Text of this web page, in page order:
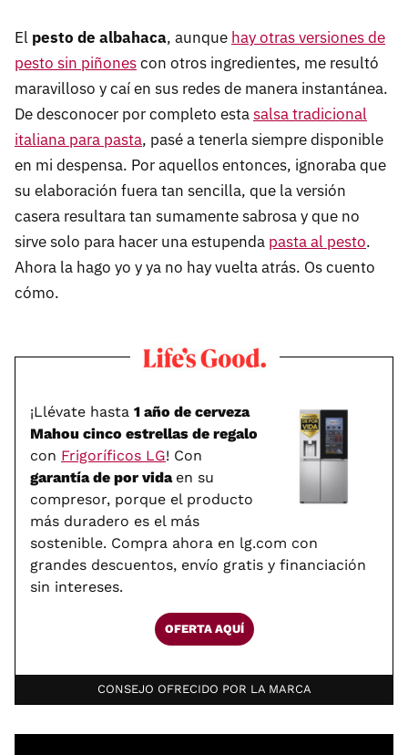
El pesto de albahaca, aunque hay otras versiones de
pesto sin piñonescon otros ingredientes, me resultó
maravilloso y caí en sus redes de manera instantánea.
De desconocer por completo estasalsa tradicional
italiana para pasta, pasé a tenerla siempre disponible
en mi despensa. Por aquellos entonces, ignoraba que
su elaboración fuera tan sencilla, que la versión
casera resultara tan sumamente sabrosa y que no
sirve solo para hacer una estupenda pasta al pesto.
Ahora la hago yo y ya no hay vuelta atrás. Os cuento
cómo.
¡Llévate hasta 1 año de cerveza
Mahou cinco estrellas de regalo
con Frigoríficos LG! Con
garantía de por vida en su
compresor, porque el producto
más duradero es el más
sostenible. Compra ahora en lg.com con
grandes descuentos, envío gratis y financiación
sin intereses.
OFERTA AQUÍ
CONSEJO OFRECIDO POR LA MARCA